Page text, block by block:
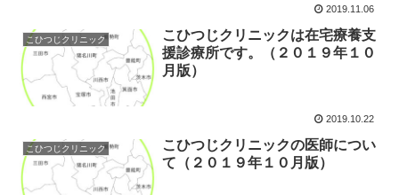
2019.11.06
こひつじクリニック
こひつじクリニックは在宅療養支
援診療所です。（２０１９年１０
月版）
2019.10.22
こひつじクリニック
こひつじクリニックの医師につい
て（２０１９年１０月版）